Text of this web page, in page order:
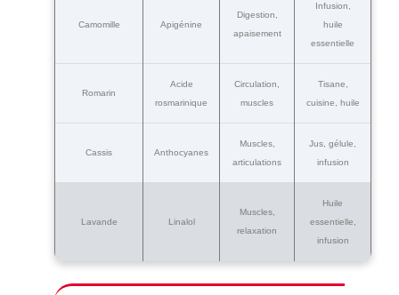
Camomille Apigénine
Digestion,
apaisement
Infusion,
huile
essentielle
Romarin
Acide
rosmarinique
Circulation,
muscles
Tisane,
cuisine, huile
Cassis Anthocyanes
Muscles,
articulations
Jus, gélule,
infusion
Lavande Linalol
Muscles,
relaxation
Huile
essentielle,
infusion